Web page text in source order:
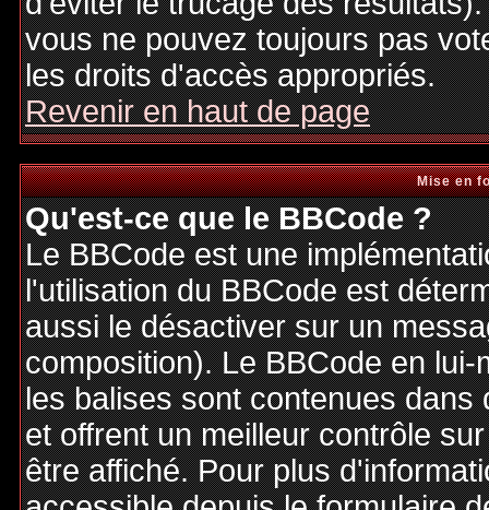
vous ne pouvez toujours pas
les droits d'accès appropriés.
Revenir en haut de page
Mise en
Qu'est-ce que le BBCode ?
Le BBCode est une
l'utilisation du BBCode est
aussi le désactiver sur un
composition). Le BBCode en
les balises sont contenues
et offrent un meilleur contrôle
être affiché. Pour plus